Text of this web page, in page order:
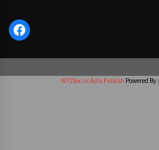
Facebook
WP2Social Auto Publish Powered By :